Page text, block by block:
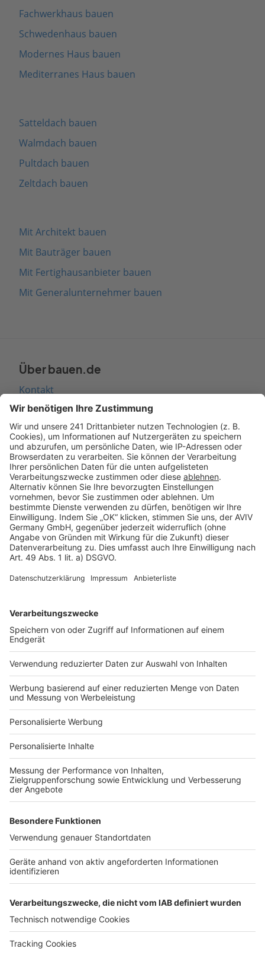
Fachwerkhaus bauen
Schwedenhaus bauen
Modernes Haus bauen
Mediterranes Haus bauen
Satteldach bauen
Walmdach bauen
Pultdach bauen
Zeltdach bauen
Mit Architekt bauen
Mit Bauträger bauen
Mit Fertighausanbieter bauen
Mit Generalunternehmer bauen
Über bauen.de
Kontakt
Seitenaufbau
Barrierefreiheit
Cookie Einstellungen
Rechtliches
AGB-Übersicht
Datenschutz
Impressum
Services
Bauprojekt-Quiz
Häuser-Suche
Hausanbieter-Suche
Bauprojekt-Profil
Für Unternehmen
Ihre Baufirma auf bauen.de
Kostenloses Infogespräch